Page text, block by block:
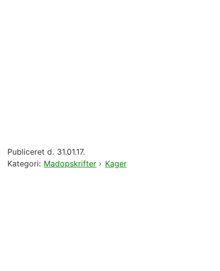
Publiceret d. 31.01.17.
Kategori: Madopskrifter › Kager